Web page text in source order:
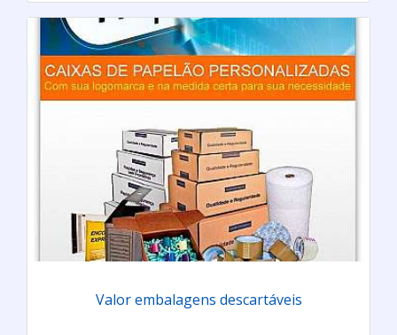
Valor embalagens descartáveis